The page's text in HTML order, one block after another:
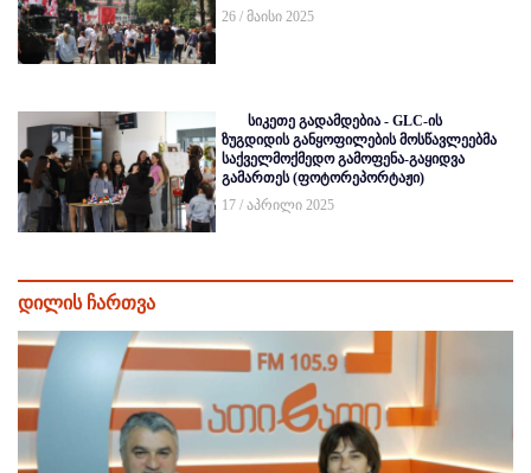
26 / მაისი 2025
სიკეთე გადამდებია - GLC-ის
ზუგდიდის განყოფილების მოსწავლეებმა
საქველმოქმედო გამოფენა-გაყიდვა
გამართეს (ფოტორეპორტაჟი)
17 / აპრილი 2025
დილის ჩართვა